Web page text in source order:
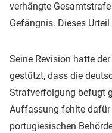
verhängte
Gefängnis. Dieses
Seine Revision hatte
gestützt, dass die
Strafverfolgung befugt
Auffassung fehlte
portugiesischen